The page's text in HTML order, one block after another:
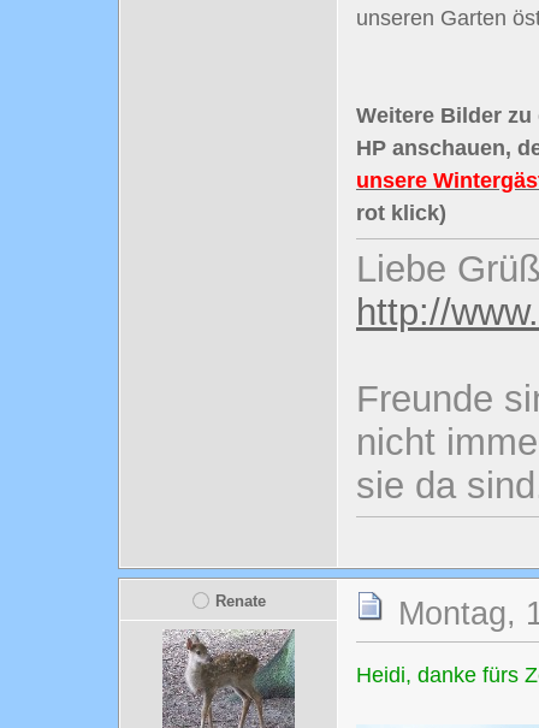
unseren Garten
Weitere Bilder
HP anschauen,
unsere
rot klick)
Liebe
http://
Freunde
nicht
sie da
Renate Montag,
Heidi, danke fürs